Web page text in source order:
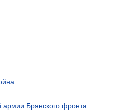
армии Брянского фронта